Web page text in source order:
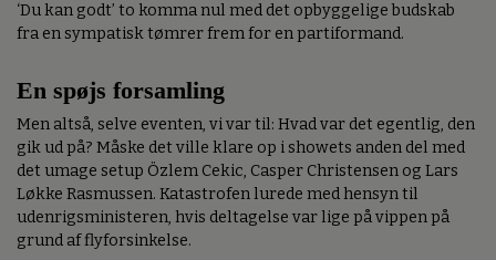
‘Du kan godt’ to komma nul med det opbyggelige budskab
fra en sympatisk tømrer frem for en partiformand.
En spøjs forsamling
Men altså, selve eventen, vi var til: Hvad var det egentlig, den
gik ud på? Måske det ville klare op i showets anden del med
det umage setup Özlem Cekic, Casper Christensen og Lars
Løkke Rasmussen. Katastrofen lurede med hensyn til
udenrigsministeren, hvis deltagelse var lige på vippen på
grund af flyforsinkelse.